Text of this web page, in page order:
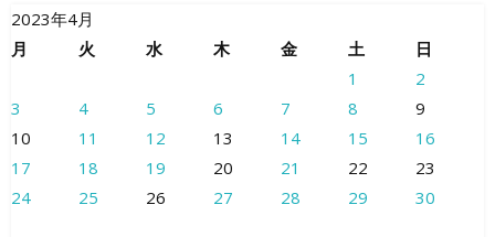
2023年4月
月
火 水 木 金 土
日
1
2
3
4 5 6 7 8
9
10
11 12 13 14 15
16
17
18 19 20 21 22
23
24
25 26 27 28 29 30